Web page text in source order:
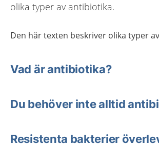
olika typer av antibiotika.
Den här texten beskriver olika typer
Vad är antibiotika?
Du behöver inte alltid
Resistenta bakterier